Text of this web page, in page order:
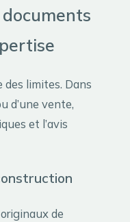
des limites. Dans
d’une vente,
et l’avis
de